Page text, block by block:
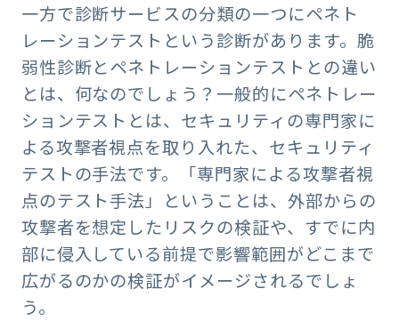
一方で診断サービスの分類の一つにペネト
レーションテストという診断があります。脆
弱性診断とペネトレーションテストとの違い
とは、何なのでしょう？一般的にペネトレー
ションテストとは、セキュリティの専門家に
よる攻撃者視点を取り入れた、セキュリティ
テストの手法です。「専門家による攻撃者視
点のテスト手法」ということは、外部からの
攻撃者を想定したリスクの検証や、すでに内
部に侵入している前提で影響範囲がどこまで
広がるのかの検証がイメージされるでしょ
う。